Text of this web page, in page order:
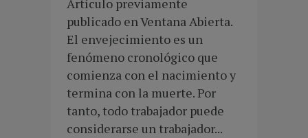
Artículo previamente
publicado en Ventana Abierta.
El envejecimiento es un
fenómeno cronológico que
comienza con el nacimiento y
termina con la muerte. Por
tanto, todo trabajador puede
considerarse un trabajador...